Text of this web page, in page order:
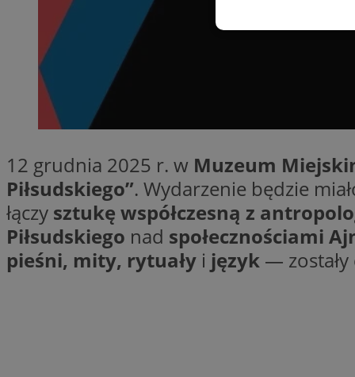
12 grudnia 2025 r. w Muzeum
Piłsudskiego”. Wydarzenie będzie
łączy sztukę współczesną z
Piłsudskiego nad społecznościami
pieśni, mity, rytuały i język —
Niezbędne
Niezbędne pliki
zarządzanie
Nazwa
SessID
QeSessID